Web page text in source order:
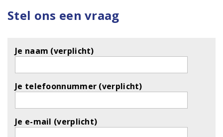
Stel ons een vraag
Je naam (verplicht)
Je telefoonnummer (verplicht)
Je e-mail (verplicht)